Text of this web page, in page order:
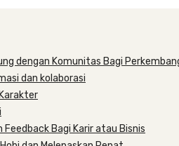
dengan Komunitas Bagi
dan kolaborasi
Feedback Bagi Karir atau Bisnis